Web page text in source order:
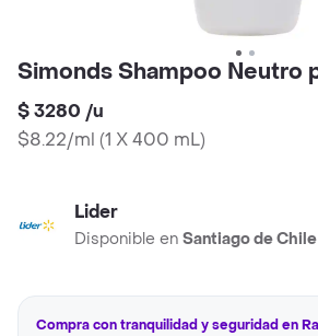
Simonds Shampoo Neutro
$ 3280 /u
$8.22/ml (1 X 400 mL)
Lider
Disponible en Santiago de Chile
Compra con tranquilidad y seguridad en